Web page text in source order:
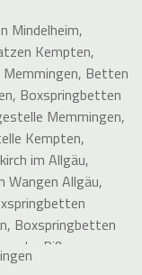
Mindelheim,
Kempten,
, Betten
, Boxspringbetten
Memmingen,
Kempten,
im Allgäu,
Wangen Allgäu,
, Boxspringbetten
der Riß
,Holzbett Biberach